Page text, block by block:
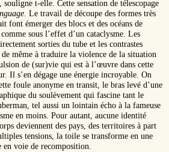
souligne t-elle. Cette sensation de télescopage
. Le travail de découpe des formes très
font émerger des blocs et des océans de
sous l’effet d’un cataclysme. Les
sorties du tube et les contrastes
même à traduire la violence de la situation
de (sur)vie qui est à l’œuvre dans cette
Il s’en dégage une énergie incroyable. On
foule anonyme en transit, le bras levé d’une
du soulèvement qui fascine tant le
tel aussi un lointain écho à la fameuse
en moins. Pour autant, aucune identité
deviennent des pays, des territoires à part
tensions, la toile se transforme en une
en voie de recomposition.